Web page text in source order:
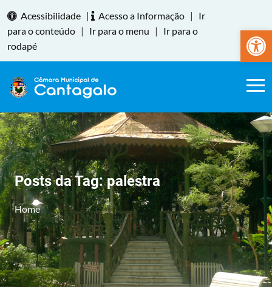
Abrir
Acessibilidade | Acesso a Informação |
Ir
para o conteúdo | Ir para o menu |
Ir para o
rodapé
Posts da Tag:palestra
Home